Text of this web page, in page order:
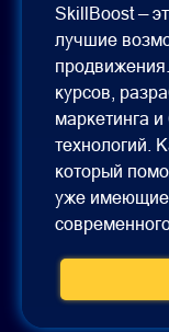
SkillBoost —
лучшие
курсов,
маркетинга
технологий.
который
уже